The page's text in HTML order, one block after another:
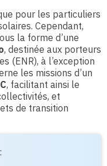
pour les particuliers
Cependant,
la forme d’une
, destinée aux porteurs
(ENR), à l’exception
les missions d’un
, facilitant ainsi le
et
de transition
: